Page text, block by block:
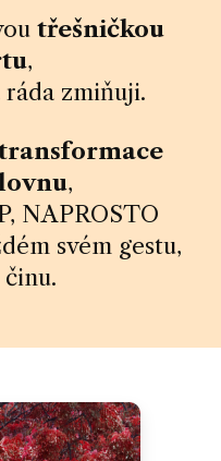
třešničkou
,
ráda zmiňuji.
,
NAPROSTO
svém gestu,